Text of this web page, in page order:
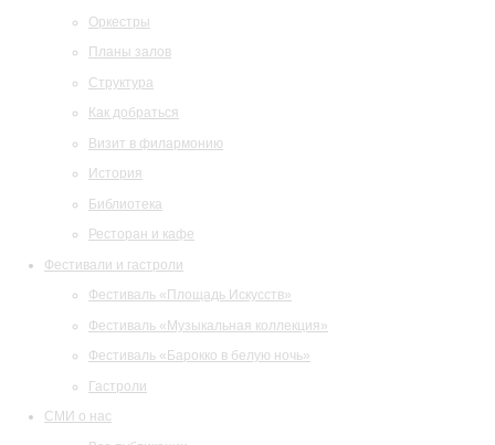
Оркестры
Планы залов
Структура
Как добраться
Визит в филармонию
История
Библиотека
Ресторан и кафе
Фестивали и гастроли
Фестиваль «Площадь Искусств»
Фестиваль «Музыкальная коллекция»
Фестиваль «Барокко в белую ночь»
Гастроли
СМИ о нас